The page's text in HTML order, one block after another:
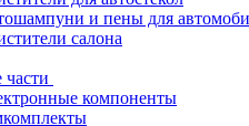
и пены для
салона
части
компоненты